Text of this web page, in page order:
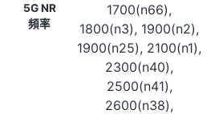
5G NR
頻率
1700(n66),
1800(n3), 1900(n2),
1900(n25), 2100(n1),
2300(n40),
2500(n41),
2600(n38),